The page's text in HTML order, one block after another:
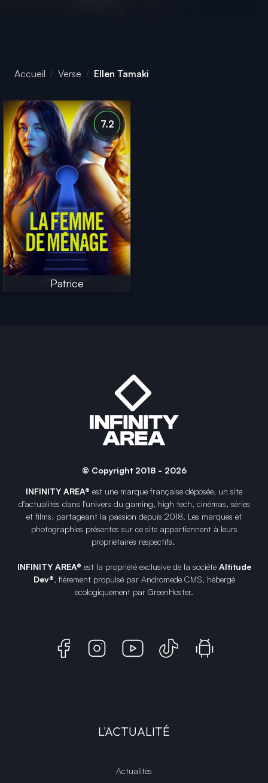
Accueil Verse Ellen Tamaki
7.2
Patrice
© Copyright 2018 - 2026
INFINITY AREA® est une marque française déposée, un site
d'actualités dans l'univers du gaming, high tech, cinémas, séries
et films, partageant la passion depuis 2018. Les marques et
photographies présentes sur ce site appartiennent à leurs
propriétaires respectifs.
INFINITY AREA® est la propriété exclusive de la société Altitude
Dev®, fièrement propulsé par Andromede CMS, hébergé
écologiquement par GreenHoster.
L'ACTUALITÉ
Actualités